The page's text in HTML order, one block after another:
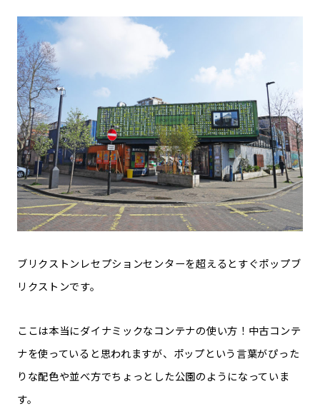
ブリクストンレセプションセンターを超えるとすぐポップブ
リクストンです。
ここは本当にダイナミックなコンテナの使い方！中古コンテ
ナを使っていると思われますが、ポップという言葉がぴった
りな配色や並べ方でちょっとした公園のようになっていま
す。